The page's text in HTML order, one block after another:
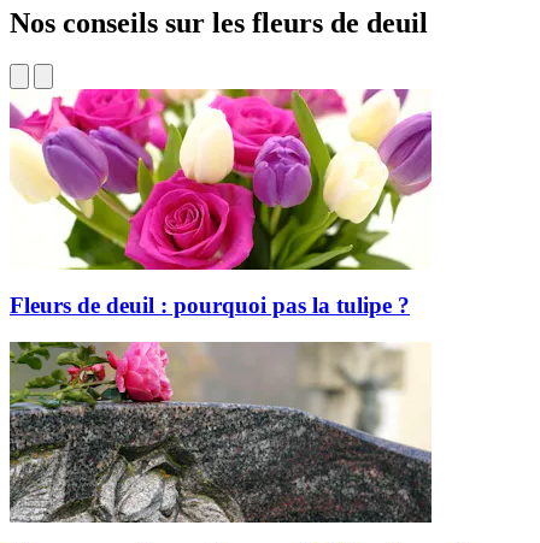
Nos conseils sur les fleurs de deuil
Fleurs de deuil : pourquoi pas la tulipe ?